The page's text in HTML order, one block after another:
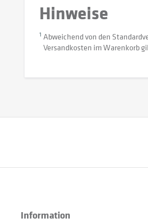
Hinweise
1 Abweichend von den
Versandkosten im Warenkorb
Information